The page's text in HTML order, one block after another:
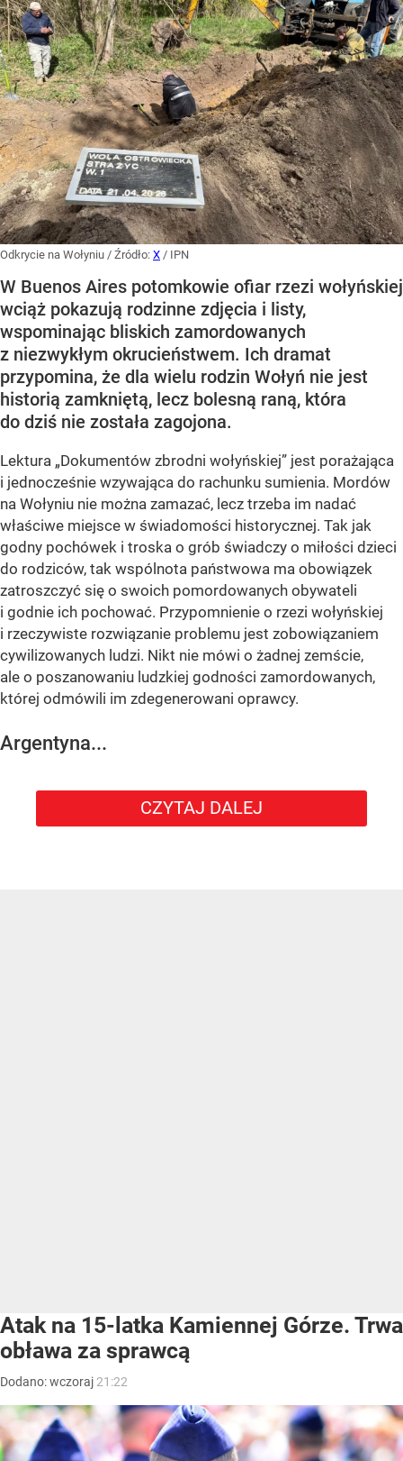
Odkrycie na Wołyniu / Źródło: X / IPN
W Buenos Aires potomkowie ofiar rzezi wołyńskiej
wciąż pokazują rodzinne zdjęcia i listy,
wspominając bliskich zamordowanych
z niezwykłym okrucieństwem. Ich dramat
przypomina, że dla wielu rodzin Wołyń nie jest
historią zamkniętą, lecz bolesną raną, która
do dziś nie została zagojona.
Lektura „Dokumentów zbrodni wołyńskiej” jest porażająca
i jednocześnie wzywająca do rachunku sumienia. Mordów
na Wołyniu nie można zamazać, lecz trzeba im nadać
właściwe miejsce w świadomości historycznej. Tak jak
godny pochówek i troska o grób świadczy o miłości dzieci
do rodziców, tak wspólnota państwowa ma obowiązek
zatroszczyć się o swoich pomordowanych obywateli
i godnie ich pochować. Przypomnienie o rzezi wołyńskiej
i rzeczywiste rozwiązanie problemu jest zobowiązaniem
cywilizowanych ludzi. Nikt nie mówi o żadnej zemście,
ale o poszanowaniu ludzkiej godności zamordowanych,
której odmówili im zdegenerowani oprawcy.
Argentyna...
CZYTAJ DALEJ
Atak na 15-latka Kamiennej Górze. Trwa
obława za sprawcą
Dodano:wczoraj 21:22